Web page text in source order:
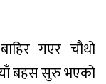
गएर चौथो
बहस सुरु भएको